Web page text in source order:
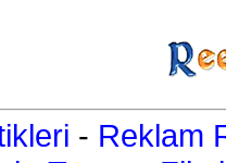
- Reklam